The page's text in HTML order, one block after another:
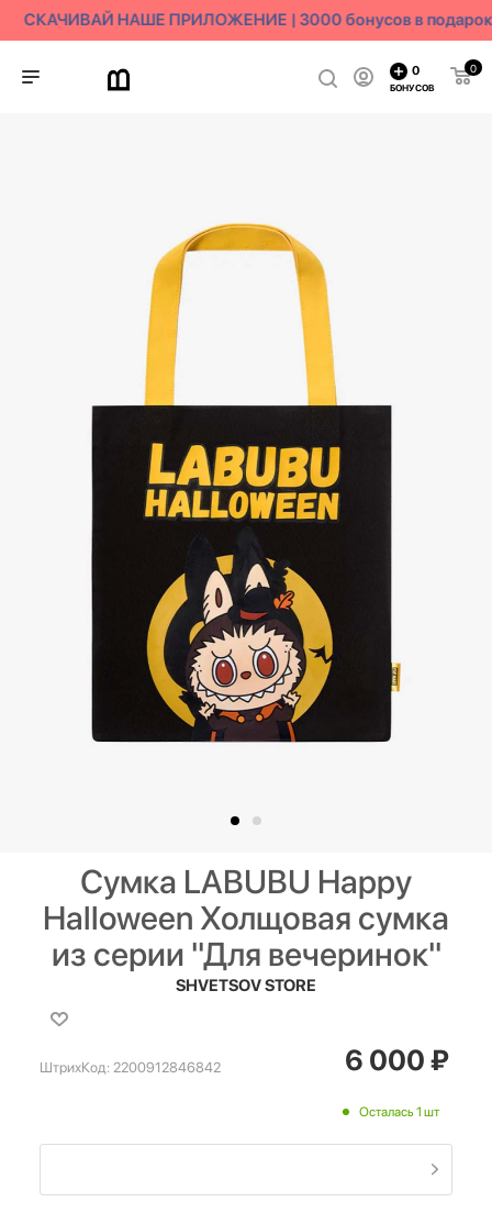
СКАЧИВАЙ НАШЕ ПРИЛОЖЕНИЕ | 3000 бонусов в подарок
0
0
БОНУСОВ
Сумка LABUBU Happy
Halloween Холщовая сумка
из серии "Для вечеринок"
SHVETSOV STORE
ШтрихКод: 2200912846842 6 000₽
Осталась 1 шт